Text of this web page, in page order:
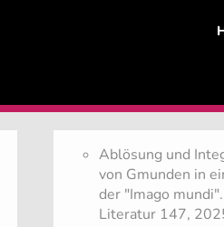
​Ablösung und
von Gmunden in
der "Imago
Literatur 147,